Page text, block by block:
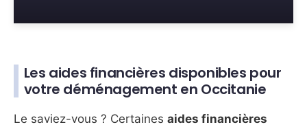
Les aides financières disponibles pour
votre déménagement en Occitanie
Le saviez-vous ? Certaines aides financières